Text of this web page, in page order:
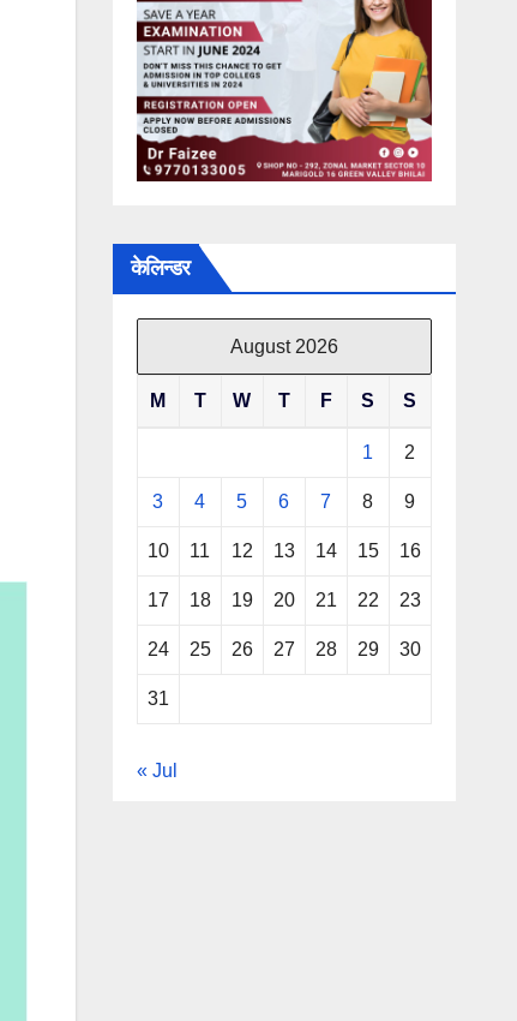
केलिन्डर
August 2026
M T W T F S S
1 2
3 4 5 6 7 8 9
10 11 12 13 14 15 16
17 18 19 20 21 22 23
24 25 26 27 28 29 30
31
« Jul